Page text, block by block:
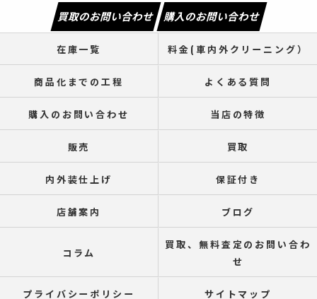
買取のお問い合わせ 購入のお問い合わせ
在庫一覧 料金(車内外クリーニング）
商品化までの工程 よくある質問
購入のお問い合わせ 当店の特徴
販売 買取
内外装仕上げ 保証付き
店舗案内 ブログ
コラム
買取、無料査定のお問い合わ
せ
プライバシーポリシー サイトマップ